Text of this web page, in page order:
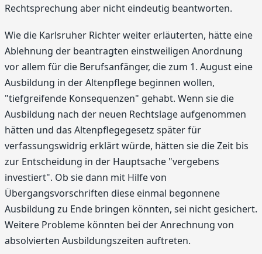
Rechtsprechung aber nicht eindeutig beantworten.
Wie die Karlsruher Richter weiter erläuterten, hätte eine
Ablehnung der beantragten einstweiligen Anordnung
vor allem für die Berufsanfänger, die zum 1. August eine
Ausbildung in der Altenpflege beginnen wollen,
"tiefgreifende Konsequenzen" gehabt. Wenn sie die
Ausbildung nach der neuen Rechtslage aufgenommen
hätten und das Altenpflegegesetz später für
verfassungswidrig erklärt würde, hätten sie die Zeit bis
zur Entscheidung in der Hauptsache "vergebens
investiert". Ob sie dann mit Hilfe von
Übergangsvorschriften diese einmal begonnene
Ausbildung zu Ende bringen könnten, sei nicht gesichert.
Weitere Probleme könnten bei der Anrechnung von
absolvierten Ausbildungszeiten auftreten.